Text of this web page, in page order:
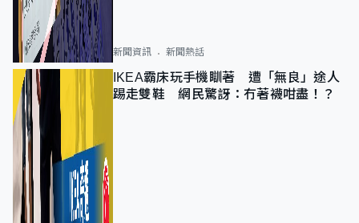
新聞資訊 新聞熱話
IKEA霸床玩手機瞓著 遭「無良」途人
踢走雙鞋 網民驚訝：冇著襪咁盡！？